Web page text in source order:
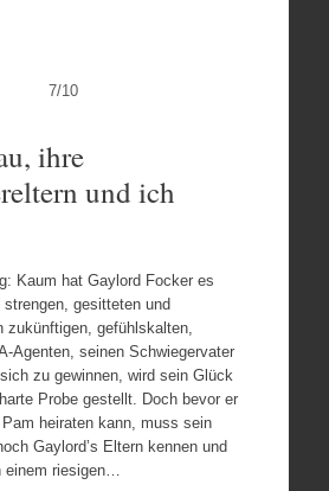
7/10
ihre
und ich
Kaum hat Gaylord Focker es
gesitteten und
zukünftigen, gefühlskalten,
Agenten, seinen Schwiegervater
zu gewinnen, wird sein Glück
Probe gestellt. Doch bevor er
heiraten kann, muss sein
Gaylord’s Eltern kennen und
riesigen…